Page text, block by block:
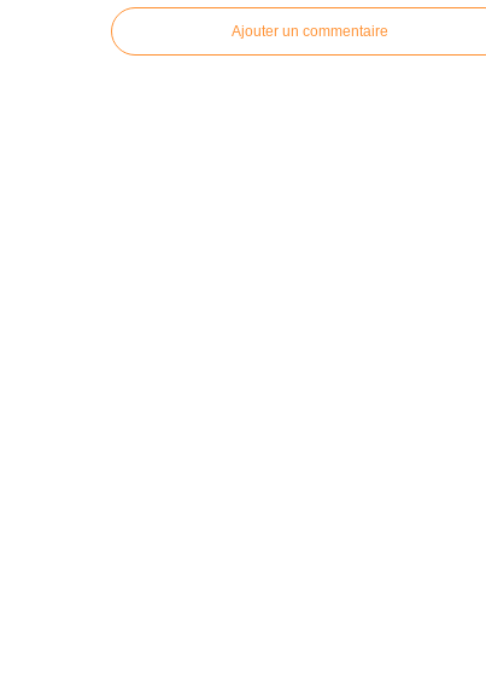
Ajouter un commentaire